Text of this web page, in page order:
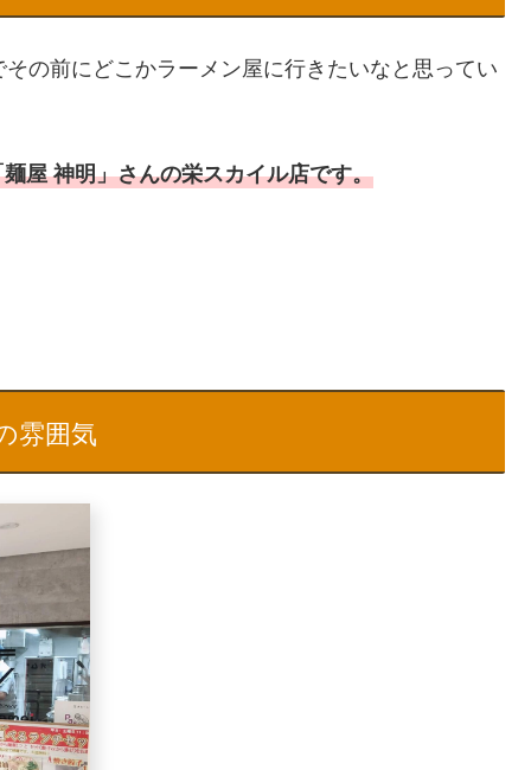
の前にどこかラーメン屋に行きたいなと思ってい
屋 神明」さんの栄スカイル店です。
雰囲気